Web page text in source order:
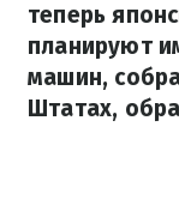
теперь
планируют
машин,
Штатах,